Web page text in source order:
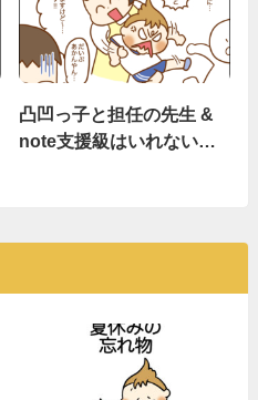
凸凹っ子と担任の先生 &
note支援級はいれない…